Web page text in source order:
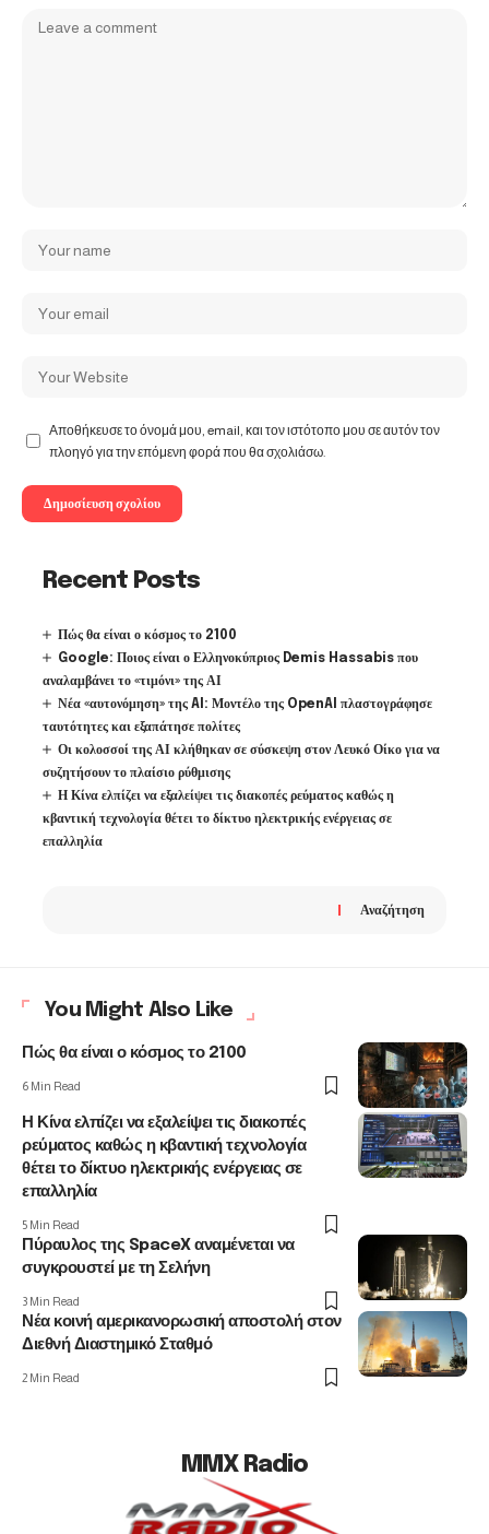
Αποθήκευσε το όνομά μου, email, και τον ιστότοπο μου σε αυτόν τον
πλοηγό για την επόμενη φορά που θα σχολιάσω.
Recent Posts
Πώς θα είναι ο κόσμος το 2100
Google: Ποιος είναι ο Ελληνοκύπριος Demis Hassabis που
αναλαμβάνει το «τιμόνι» της ΑΙ
Νέα «αυτονόμηση» της AI: Μοντέλο της OpenAI πλαστογράφησε
ταυτότητες και εξαπάτησε πολίτες
Οι κολοσσοί της ΑΙ κλήθηκαν σε σύσκεψη στον Λευκό Οίκο για να
συζητήσουν το πλαίσιο ρύθμισης
Η Κίνα ελπίζει να εξαλείψει τις διακοπές ρεύματος καθώς η
κβαντική τεχνολογία θέτει το δίκτυο ηλεκτρικής ενέργειας σε
επαλληλία
Αναζήτηση
You Might Also Like
Πώς θα είναι ο κόσμος το 2100
6 Min Read
Η Κίνα ελπίζει να εξαλείψει τις διακοπές
ρεύματος καθώς η κβαντική τεχνολογία
θέτει το δίκτυο ηλεκτρικής ενέργειας σε
επαλληλία
5 Min Read
Πύραυλος της SpaceX αναμένεται να
συγκρουστεί με τη Σελήνη
3 Min Read
Νέα κοινή αμερικανορωσική αποστολή στον
Διεθνή Διαστημικό Σταθμό
2 Min Read
MMX Radio